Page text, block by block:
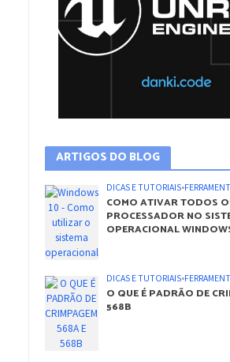
ARTIGOS DO BLOG
DICAS E TUTORIAIS•
COMO ATIVAR TODOS
PROCESSADOR NO
OPERACIONAL
DICAS E TUTORIAIS•
O QUE É PADRÃO DE
568B